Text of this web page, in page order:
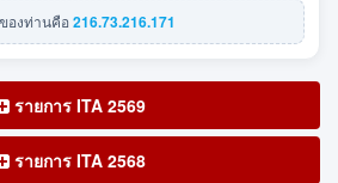
องท่านคือ216.73.216.171
รายการ ITA 2569
รายการ ITA 2568